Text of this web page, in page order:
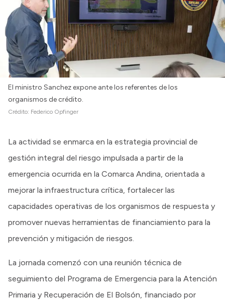
El ministro Sanchez expone ante los referentes de los
organismos de crédito.
Crédito: Federico Opfinger
La actividad se enmarca en la estrategia provincial de
gestión integral del riesgo impulsada a partir de la
emergencia ocurrida en la Comarca Andina, orientada a
mejorar la infraestructura crítica, fortalecer las
capacidades operativas de los organismos de respuesta y
promover nuevas herramientas de financiamiento para la
prevención y mitigación de riesgos.
La jornada comenzó con una reunión técnica de
seguimiento del Programa de Emergencia para la Atención
Primaria y Recuperación de El Bolsón, financiado por